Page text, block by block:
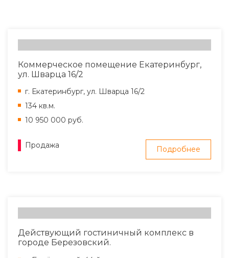
Коммерческое помещение Екатеринбург,
ул. Шварца 16/2
г. Екатеринбург, ул. Шварца 16/2
134 кв.м.
10 950 000 руб.
Продажа Подробнее
Действующий гостиничный комплекс в
городе Березовский.